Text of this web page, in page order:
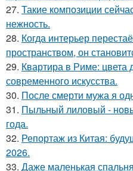
27. Такие композиции
нежность.
28. Когда интерьер
пространством, он
29. Квартира в Риме: цвета
современного искусства.
30. После смерти мужа я
31. Пыльный лиловый -
года.
32. Репортаж из Китая:
2026.
33. Даже маленькая